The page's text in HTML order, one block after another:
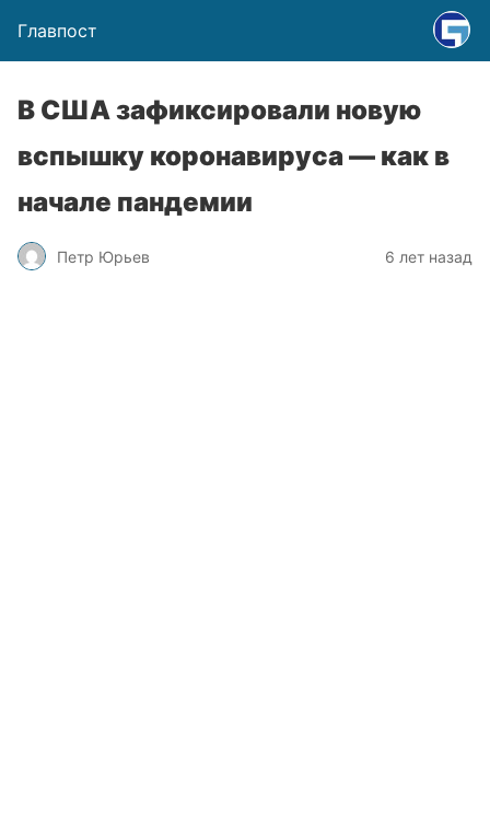
Главпост
В США зафиксировали новую
вспышку коронавируса — как в
начале пандемии
Петр Юрьев 6 лет назад